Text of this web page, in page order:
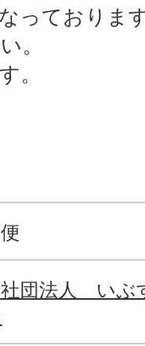
っておりま
。
。
団法人 いぶ